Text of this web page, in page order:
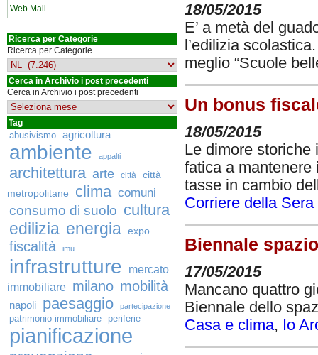
Web Mail
Ricerca per Categorie
Ricerca per Categorie
Cerca in Archivio i post precedenti
Cerca in Archivio i post precedenti
Tag
abusivismo agricoltura
ambiente appalti
architettura arte città
città
metropolitane
clima comuni
consumo di suolo cultura
edilizia energia expo
fiscalità imu
infrastrutture
mercato
immobiliare milano mobilità
napoli paesaggio partecipazione
patrimonio immobiliare periferie
pianificazione
18/05/2015
E’ a metà del
l’edilizia
meglio “Scuole
Un bonus
18/05/2015
Le dimore storiche
fatica a mantenere
tasse in cambio
Corriere della Sera
Biennale
17/05/2015
Mancano quattro
Biennale dello
Casa e clima, Io